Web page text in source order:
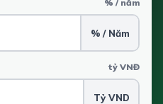
% / năm
% / Năm
tỷ VNĐ
Tỷ VND